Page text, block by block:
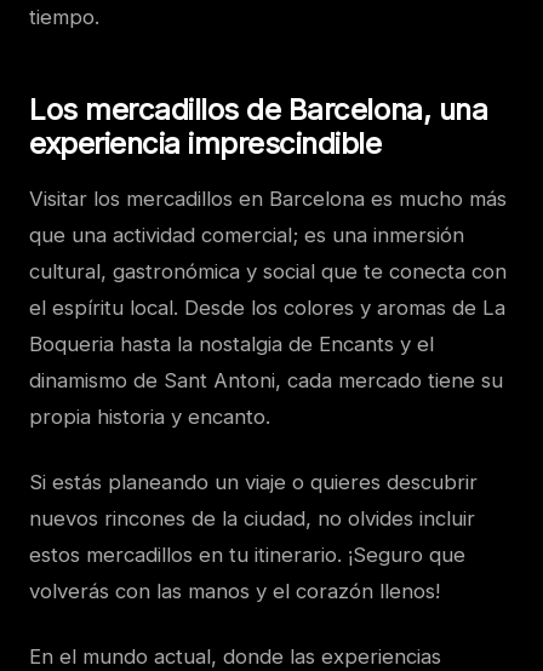
tiempo.
Los mercadillos de Barcelona, una
experiencia imprescindible
Visitar los mercadillos en Barcelona es mucho más
que una actividad comercial; es una inmersión
cultural, gastronómica y social que te conecta con
el espíritu local. Desde los colores y aromas de La
Boqueria hasta la nostalgia de Encants y el
dinamismo de Sant Antoni, cada mercado tiene su
propia historia y encanto.
Si estás planeando un viaje o quieres descubrir
nuevos rincones de la ciudad, no olvides incluir
estos mercadillos en tu itinerario. ¡Seguro que
volverás con las manos y el corazón llenos!
En el mundo actual, donde las experiencias